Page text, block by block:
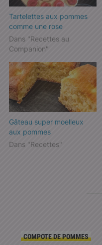
Tartelettes aux pommes
comme une rose
Dans "Recettes au
Companion"
Gâteau super moelleux
aux pommes
Dans "Recettes"
COMPOTE DE POMMES